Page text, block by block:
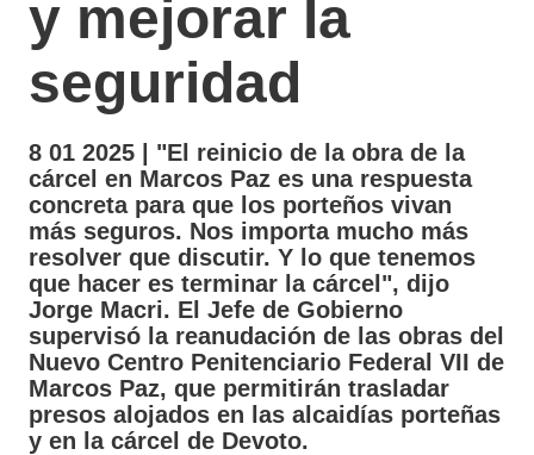
y mejorar la
seguridad
8 01 2025 | "El reinicio de la obra de la
cárcel en Marcos Paz es una respuesta
concreta para que los porteños vivan
más seguros. Nos importa mucho más
resolver que discutir. Y lo que tenemos
que hacer es terminar la cárcel", dijo
Jorge Macri. El Jefe de Gobierno
supervisó la reanudación de las obras del
Nuevo Centro Penitenciario Federal VII de
Marcos Paz, que permitirán trasladar
presos alojados en las alcaidías porteñas
y en la cárcel de Devoto.